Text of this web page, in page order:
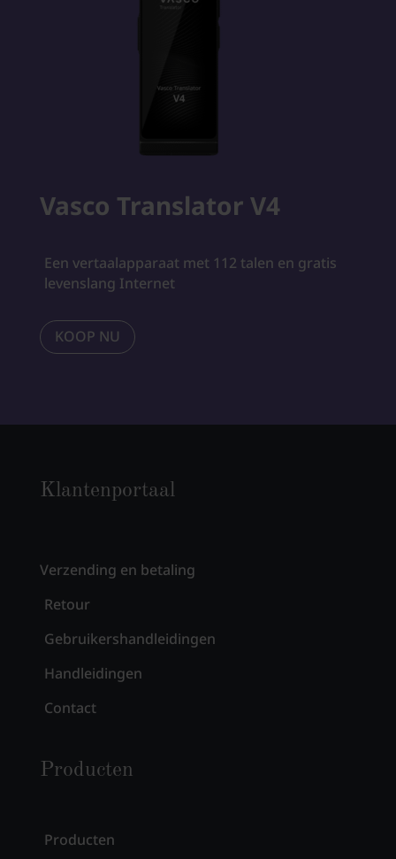
Vasco Translator V4
Een vertaalapparaat met 112 talen en gratis
levenslang Internet
KOOP NU
Klantenportaal
Verzending en betaling
Retour
Gebruikershandleidingen
Handleidingen
Contact
Producten
Producten